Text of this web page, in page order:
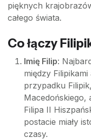
pięknych
całego świata.
Co łączy
Imię Filip:
między
przypadku
Macedońskiego,
Filipa II
postacie miały
czasy.